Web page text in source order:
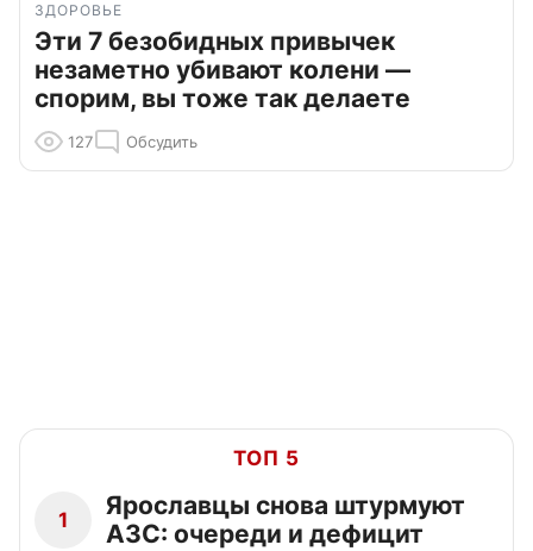
ЗДОРОВЬЕ
Эти 7 безобидных привычек
незаметно убивают колени —
спорим, вы тоже так делаете
127 Обсудить
ТОП 5
1
Ярославцы снова штурмуют
АЗС: очереди и дефицит